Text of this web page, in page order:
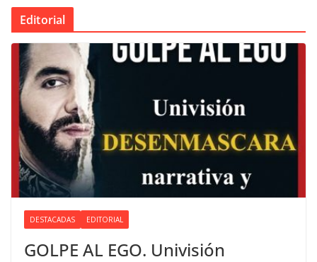
Editorial
DESTACADAS EDITORIAL
GOLPE AL EGO. Univisión